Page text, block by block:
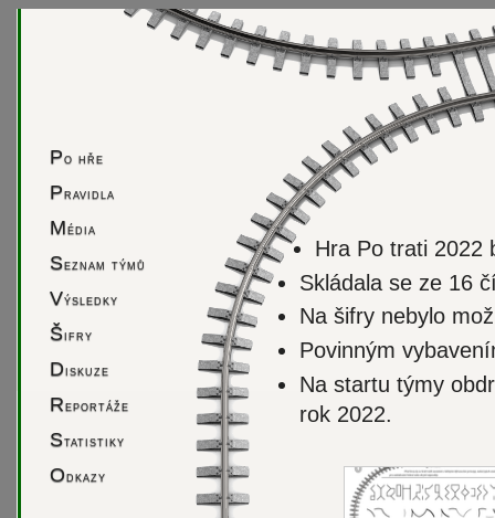
Po hře
Pravidla
Média
Seznam týmů
Výsledky
Šifry
Diskuze
Reportáže
Statistiky
Odkazy
Hra Po trati 2022
Skládala se ze 16
Na šifry nebylo
Povinným
Na startu týmy
rok 2022.